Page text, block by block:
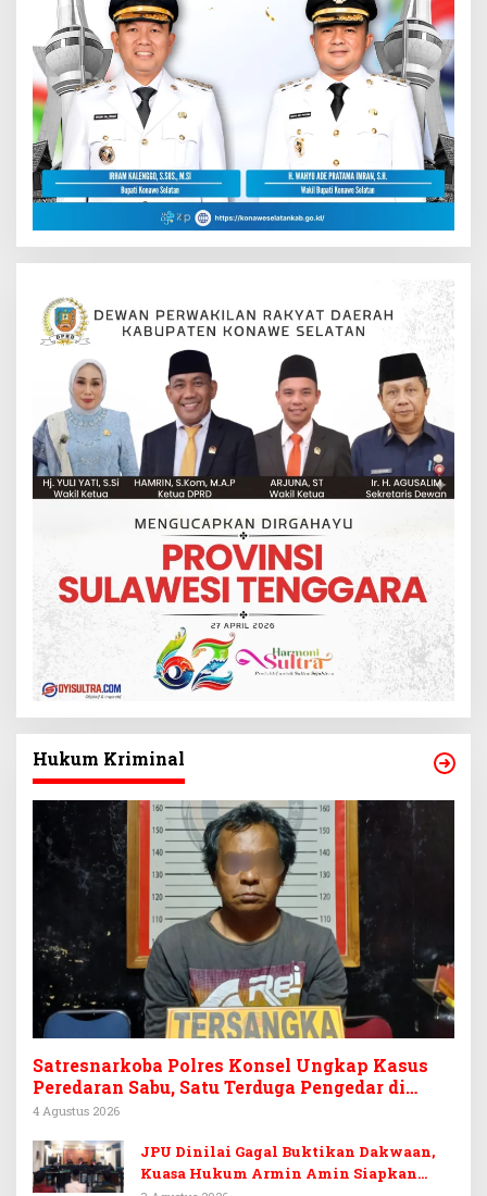
Hukum Kriminal
Satresnarkoba Polres Konsel Ungkap Kasus
Peredaran Sabu, Satu Terduga Pengedar di
Tinanggea Ditangkap
4 Agustus 2026
JPU Dinilai Gagal Buktikan Dakwaan,
Kuasa Hukum Armin Amin Siapkan